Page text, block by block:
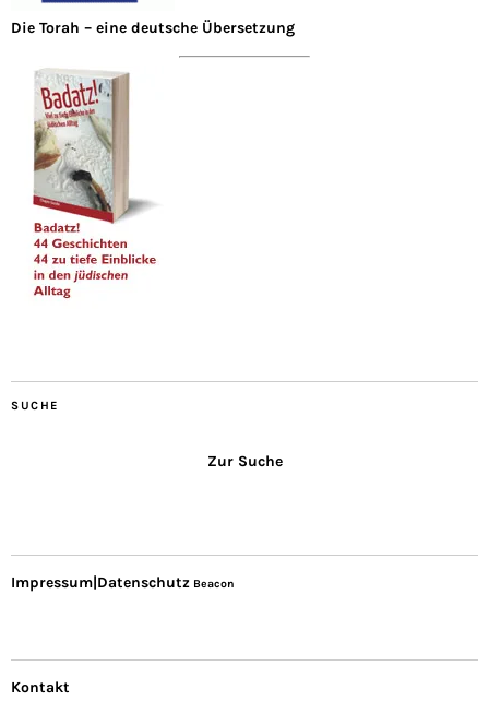
Die Torah – eine deutsche Übersetzung
SUCHE
Zur Suche
Impressum|Datenschutz Beacon
Kontakt